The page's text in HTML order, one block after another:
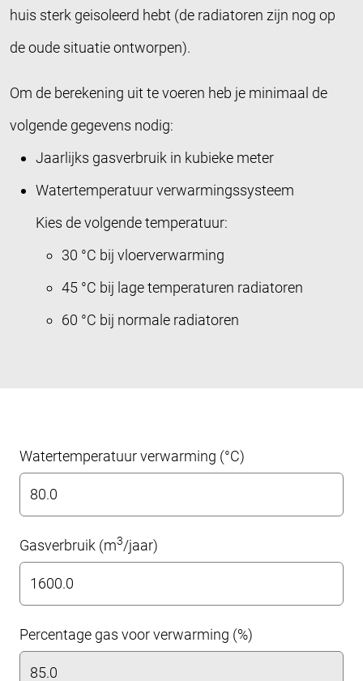
huis sterk geisoleerd hebt (de radiatoren zijn nog op
de oude situatie ontworpen).
Om de berekening uit te voeren heb je minimaal de
volgende gegevens nodig:
Jaarlijks gasverbruik in kubieke meter
Watertemperatuur verwarmingssysteem
Kies de volgende temperatuur:
30 °C bij vloerverwarming
45 °C bij lage temperaturen radiatoren
60 °C bij normale radiatoren
Watertemperatuur verwarming (°C)
Gasverbruik (m3/jaar)
Percentage gas voor verwarming (%)